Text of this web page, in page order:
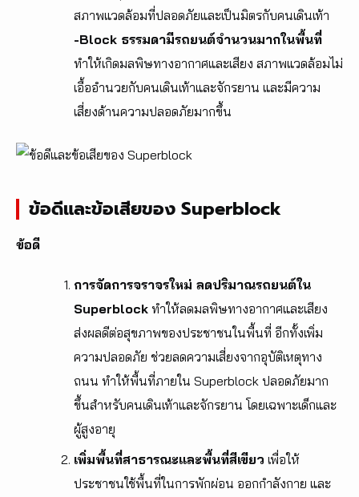
สภาพแวดล้อมที่ปลอดภัยและเป็นมิตรกับคนเดินเท้า
-Block ธรรมดามีรถยนต์จำนวนมากในพื้นที่
ทำให้เกิดมลพิษทางอากาศและเสียง สภาพแวดล้อมไม่
เอื้ออำนวยกับคนเดินเท้าและจักรยาน และมีความ
เสี่ยงด้านความปลอดภัยมากขึ้น
ข้อดีและข้อเสียของ Superblock
ข้อดี
การจัดการจราจรใหม่ ลดปริมาณรถยนต์ใน
Superblock ทำให้ลดมลพิษทางอากาศและเสียง
ส่งผลดีต่อสุขภาพของประชาชนในพื้นที่ อีกทั้งเพิ่ม
ความปลอดภัย ช่วยลดความเสี่ยงจากอุบัติเหตุทาง
ถนน ทำให้พื้นที่ภายใน Superblock ปลอดภัยมาก
ขึ้นสำหรับคนเดินเท้าและจักรยาน โดยเฉพาะเด็กและ
ผู้สูงอายุ
เพิ่มพื้นที่สาธารณะและพื้นที่สีเขียว เพื่อให้
ประชาชนใช้พื้นที่ในการพักผ่อน ออกกำลังกาย และ